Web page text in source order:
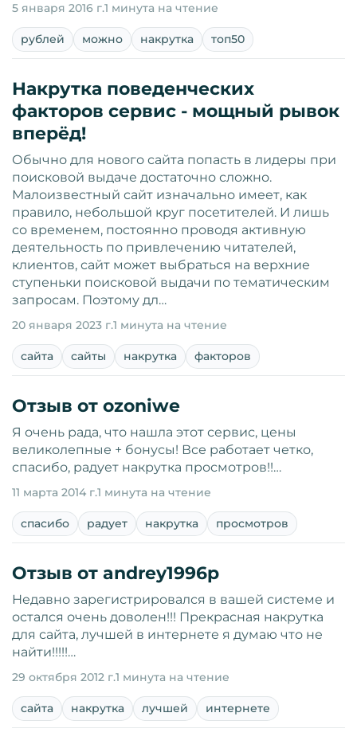
5 января 2016 г.1 минута на чтение
рублей можно накрутка топ50
Накрутка поведенческих
факторов сервис - мощный рывок
вперёд!
Обычно для нового сайта попасть в лидеры при
поисковой выдаче достаточно сложно.
Малоизвестный сайт изначально имеет, как
правило, небольшой круг посетителей. И лишь
со временем, постоянно проводя активную
деятельность по привлечению читателей,
клиентов, сайт может выбраться на верхние
ступеньки поисковой выдачи по тематическим
запросам. Поэтому дл…
20 января 2023 г.1 минута на чтение
сайта сайты накрутка факторов
Отзыв от ozoniwe
Я очень рада, что нашла этот сервис, цены
великолепные + бонусы! Все работает четко,
спасибо, радует накрутка просмотров!!…
11 марта 2014 г.1 минута на чтение
спасибо радует накрутка просмотров
Отзыв от andrey1996p
Недавно зарегистрировался в вашей системе и
остался очень доволен!!! Прекрасная накрутка
для сайта, лучшей в интернете я думаю что не
найти!!!!!…
29 октября 2012 г.1 минута на чтение
сайта накрутка лучшей интернете